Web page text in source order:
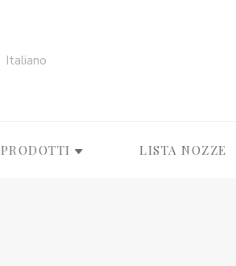
Italiano
PRODOTTI LISTA NOZZE